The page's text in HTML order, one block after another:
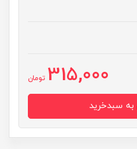
315,000 تومان